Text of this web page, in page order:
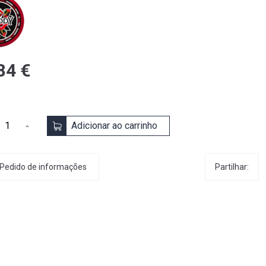
€
Adicionar ao carrinho
de informações Partilhar: